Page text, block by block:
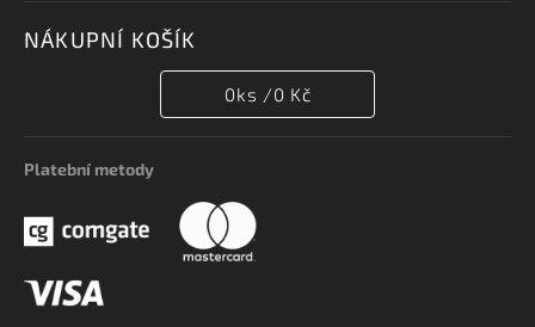
NÁKUPNÍ KOŠÍK
0ks /0 Kč
Platební metody